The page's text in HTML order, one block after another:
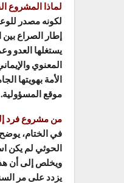
لماذا المشروع
لكونه مصدر
إطار الصراع بين
يستغلها العدو
المعنوي
الأمة بهويتها
موقع المسؤولية.
من مشروع فرد
في الختام،
الحوثي لم يكن
ويخلص إلى أن
يزدد على مر